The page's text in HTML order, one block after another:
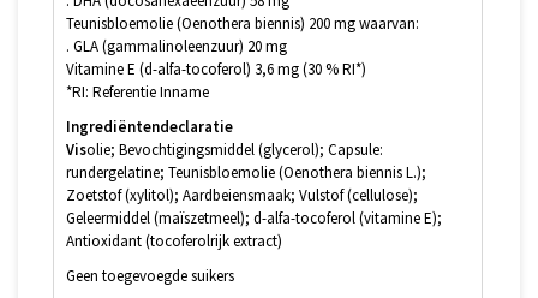
Teunisbloemolie (Oenothera biennis) 200 mg waarvan:
. GLA (gammalinoleenzuur) 20 mg
Vitamine E (d-alfa-tocoferol) 3,6 mg (30 % RI*)
*RI: Referentie Inname
Ingrediëntendeclaratie
Visolie; Bevochtigingsmiddel (glycerol); Capsule:
rundergelatine; Teunisbloemolie (Oenothera biennis L.);
Zoetstof (xylitol); Aardbeiensmaak; Vulstof (cellulose);
Geleermiddel (maïszetmeel); d-alfa-tocoferol (vitamine E);
Antioxidant (tocoferolrijk extract)
Geen toegevoegde suikers